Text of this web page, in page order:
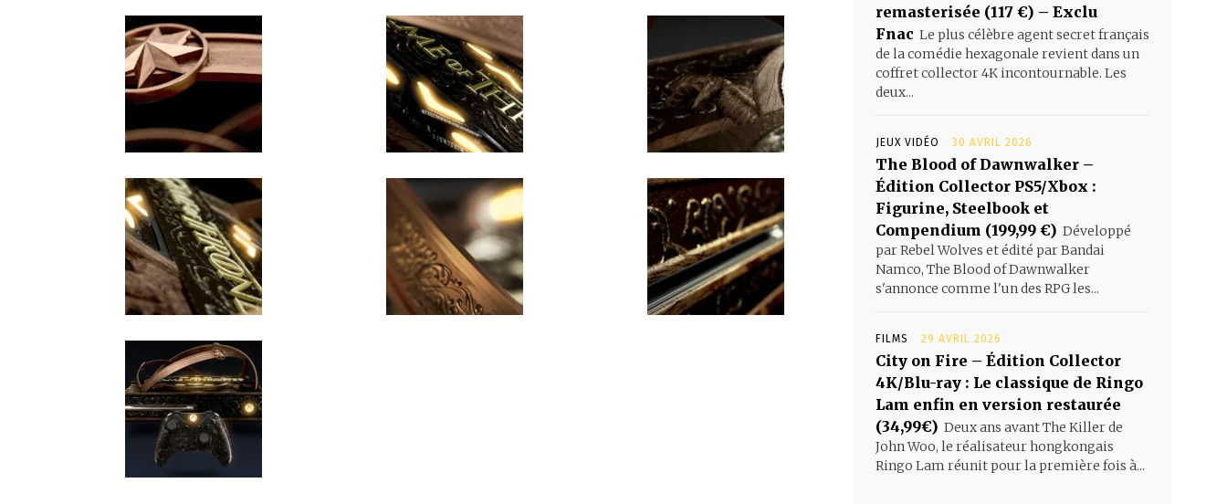
figurines,
statuettes
remasterisée (117 €) – Exclu
Fnac Le plus célèbre agent secret français
de la comédie hexagonale revient dans un
coffret collector 4K incontournable. Les
deux...
JEUX VIDÉO 30 AVRIL 2026
The Blood of Dawnwalker –
Édition Collector PS5/Xbox :
Figurine, Steelbook et
Compendium (199,99 €) Développé
par Rebel Wolves et édité par Bandai
Namco, The Blood of Dawnwalker
s'annonce comme l'un des RPG les...
FILMS 29 AVRIL 2026
City on Fire – Édition Collector
4K/Blu-ray : Le classique de Ringo
Lam enfin en version restaurée
(34,99€) Deux ans avant The Killer de
John Woo, le réalisateur hongkongais
Ringo Lam réunit pour la première fois à...